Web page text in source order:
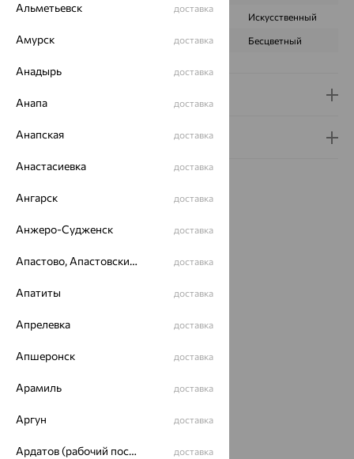
Натуральный Искусственный
ЦВЕТ Зеленый Бесцветный
Гарантия и возврат
64%
серебро,
Альметьевск доставка
Амурск доставка
Анадырь доставка
Анапа доставка
Анапская доставка
Анастасиевка доставка
Ангарск доставка
Анжеро-Судженск доставка
Апастово, Апастовский район доставка
Апатиты доставка
Апрелевка доставка
Апшеронск доставка
Арамиль доставка
Аргун доставка
Ардатов (рабочий поселок) доставка